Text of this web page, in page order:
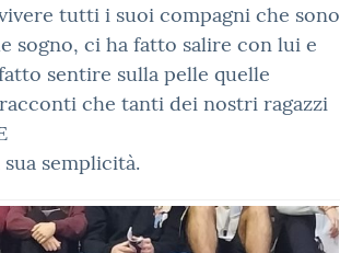
tutti i suoi compagni che sono
sogno, ci ha fatto salire con lui e
sentire sulla pelle quelle
che tanti dei nostri ragazzi
semplicità.